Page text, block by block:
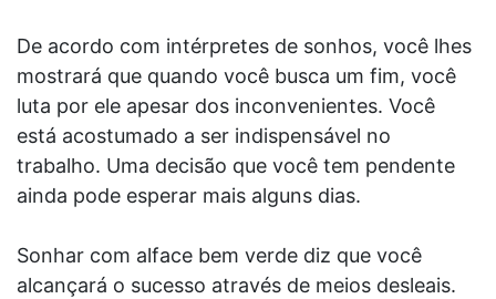
De acordo com intérpretes de sonhos, você lhes
mostrará que quando você busca um fim, você
luta por ele apesar dos inconvenientes. Você
está acostumado a ser indispensável no
trabalho. Uma decisão que você tem pendente
ainda pode esperar mais alguns dias.
Sonhar com alface bem verde diz que você
alcançará o sucesso através de meios desleais.